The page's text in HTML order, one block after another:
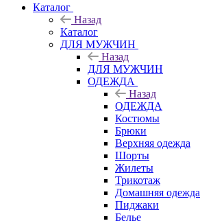
Каталог
Назад
Каталог
ДЛЯ МУЖЧИН
Назад
ДЛЯ МУЖЧИН
ОДЕЖДА
Назад
ОДЕЖДА
Костюмы
Брюки
Верхняя одежда
Шорты
Жилеты
Трикотаж
Домашняя одежда
Пиджаки
Белье